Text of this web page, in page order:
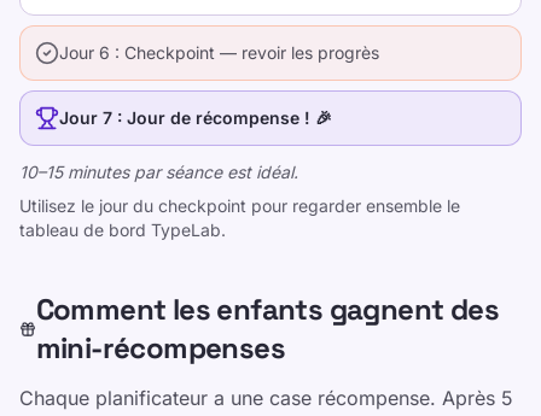
Jour 6 : Checkpoint — revoir les progrès
Jour 7 : Jour de récompense ! 🎉
10–15 minutes par séance est idéal.
Utilisez le jour du checkpoint pour regarder ensemble le
tableau de bord TypeLab.
Comment les enfants gagnent des
mini-récompenses
Chaque planificateur a une case récompense. Après 5